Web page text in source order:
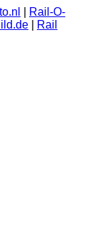
Rail-O-
Rail